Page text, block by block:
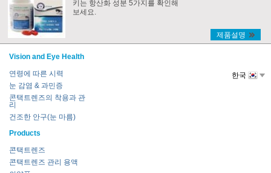
키는 항산화 성분 5가지를 확인해
보세요.
제품설명
Vision and Eye Health
연령에 따른 시력
눈 감염 & 과민증
콘택트렌즈의 착용과 관
리
건조한 안구(눈 마름)
Products
콘택트렌즈
콘택트렌즈 관리 용액
한국